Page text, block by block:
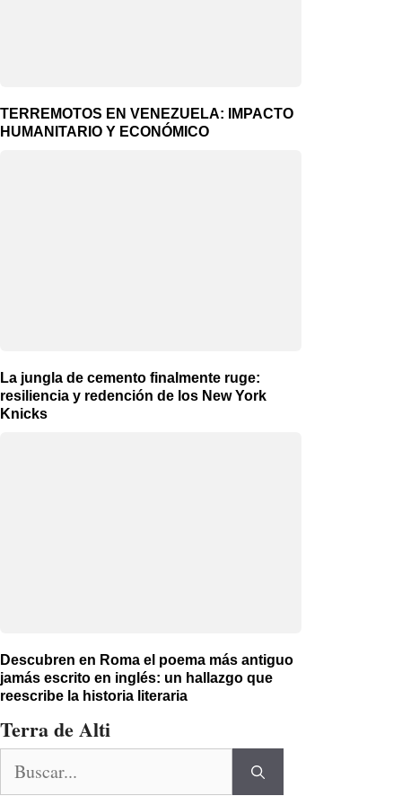
TERREMOTOS EN VENEZUELA: IMPACTO
HUMANITARIO Y ECONÓMICO
La jungla de cemento finalmente ruge:
resiliencia y redención de los New York
Knicks
Descubren en Roma el poema más antiguo
jamás escrito en inglés: un hallazgo que
reescribe la historia literaria
Terra de Alti